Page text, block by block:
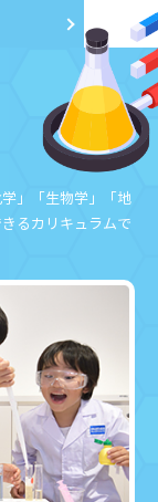
学」「生物学」「地
るカリキュラムで